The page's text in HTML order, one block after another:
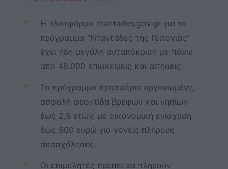
✨
Η πλατφόρμα ntantades.gov.gr για το
πρόγραμμα "Νταντάδες της Γειτονιάς"
έχει ήδη μεγάλη ανταπόκριση με πάνω
από 48.000 επισκέψεις και αιτήσεις.
✨
Το πρόγραμμα προσφέρει οργανωμένη,
ασφαλή φροντίδα βρεφών και νηπίων
έως 2,5 ετών, με οικονομική ενίσχυση
έως 500 ευρώ για γονείς πλήρους
απασχόλησης.
✨
Οι επιμελητές πρέπει να πληρούν